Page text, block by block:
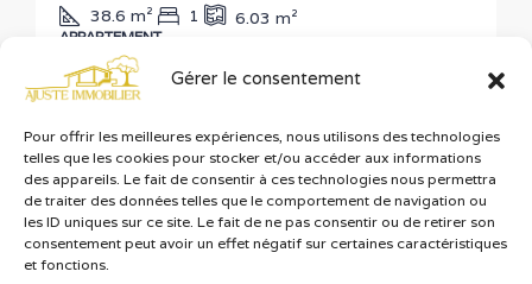
Gérer le consentement
Pour offrir les meilleures expériences, nous utilisons des technologies
telles que les cookies pour stocker et/ou accéder aux informations
des appareils. Le fait de consentir à ces technologies nous permettra
de traiter des données telles que le comportement de navigation ou
les ID uniques sur ce site. Le fait de ne pas consentir ou de retirer son
consentement peut avoir un effet négatif sur certaines caractéristiques
et fonctions.
38.6 m² 1 6.03 m²
APPARTEMENT